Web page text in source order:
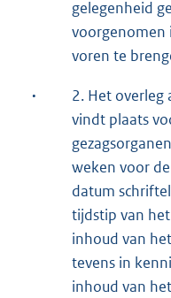
gelegenheid
voorgenomen
voren te
·
2. Het overleg
vindt plaats
weken voor
datum
tijdstip van
inhoud van
tevens in
inhoud van